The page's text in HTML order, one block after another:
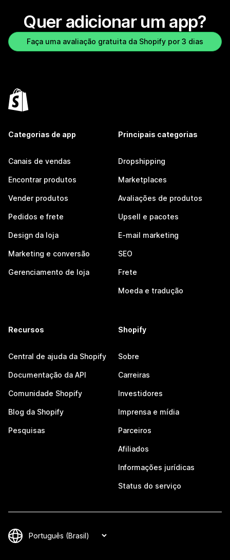
Quer adicionar um app?
Faça uma avaliação gratuita da Shopify por 3 dias
Categorias de app
Canais de vendas
Encontrar produtos
Vender produtos
Pedidos e frete
Design da loja
Marketing e conversão
Gerenciamento de loja
Principais categorias
Dropshipping
Marketplaces
Avaliações de produtos
Upsell e pacotes
E-mail marketing
SEO
Frete
Moeda e tradução
Recursos
Central de ajuda da Shopify
Documentação da API
Comunidade Shopify
Blog da Shopify
Pesquisas
Shopify
Sobre
Carreiras
Investidores
Imprensa e mídia
Parceiros
Afiliados
Informações jurídicas
Status do serviço